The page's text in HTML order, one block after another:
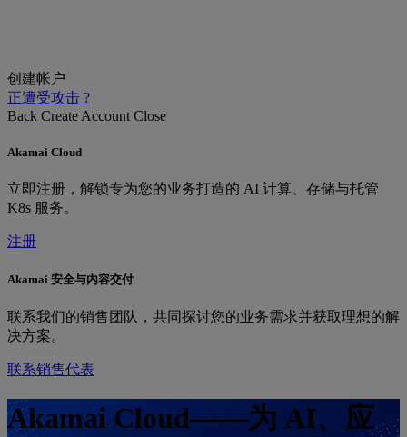
创建帐户
正遭受攻击 ?
Back Create Account Close
Akamai Cloud
立即注册，解锁专为您的业务打造的 AI 计算、存储与托管
K8s 服务。
注册
Akamai 安全与内容交付
联系我们的销售团队，共同探讨您的业务需求并获取理想的解
决方案。
联系销售代表
Akamai Cloud——为 AI、应